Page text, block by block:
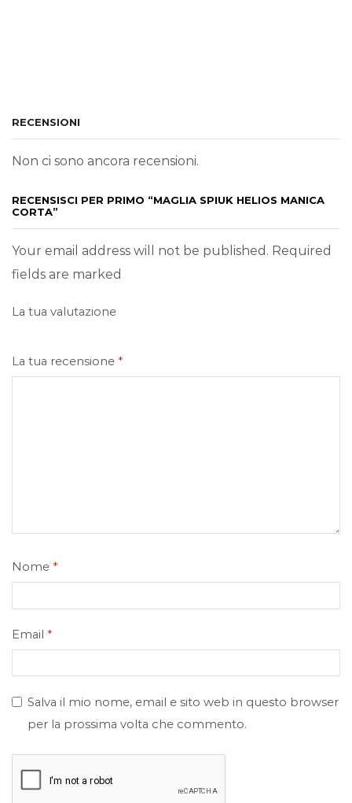
RECENSIONI
Non ci sono ancora recensioni.
RECENSISCI PER PRIMO “MAGLIA SPIUK HELIOS MANICA
CORTA”
Your email address will not be published. Required
fields are marked
La tua valutazione
La tua recensione *
Nome *
Email *
Salva il mio nome, email e sito web in questo browser
per la prossima volta che commento.